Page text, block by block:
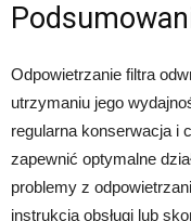
Odpowietrzanie filtra
utrzymaniu jego
regularna konserwacja i
zapewnić optymalne
problemy z
instrukcją obsługi lub